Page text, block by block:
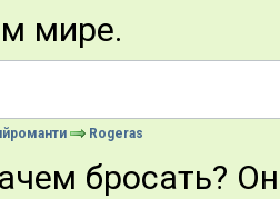
мире.
Rogeras
бросать?